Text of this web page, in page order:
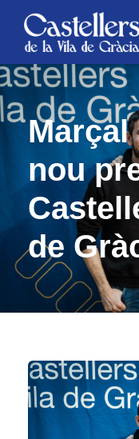
nou
de